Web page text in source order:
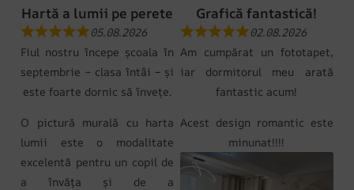
Hartă a lumii pe perete
05.08.2026
Fiul nostru începe școala în
septembrie – clasa întâi – și
este foarte dornic să învețe.
O pictură murală cu harta
lumii este o modalitate
excelentă pentru un copil de
a învăța și de a
Grafică fantastică!
02.08.2026
Am cumpărat un fototapet,
iar dormitorul meu arată
fantastic acum!
Acest design romantic este
minunat!!!!